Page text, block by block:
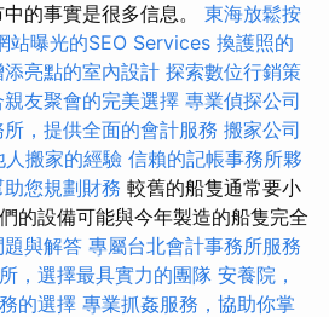
的事實是很多信息。 東海放鬆按
站曝光的SEO Services 換護照的
亮點的室內設計 探索數位行銷策
友聚會的完美選擇 專業偵探公司
，提供全面的會計服務 搬家公司
搬家的經驗 信賴的記帳事務所夥
您規劃財務 較舊的船隻通常要小
的設備可能與今年製造的船隻完全
與解答 專屬台北會計事務所服務
，選擇最具實力的團隊 安養院，
的選擇 專業抓姦服務，協助你掌